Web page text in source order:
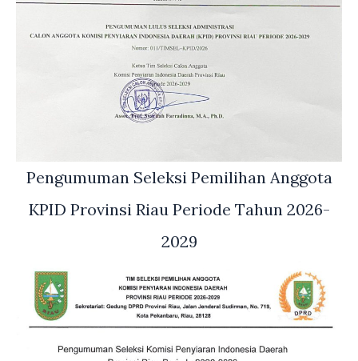
Pengumuman Seleksi Pemilihan Anggota
KPID Provinsi Riau Periode Tahun 2026-
2029